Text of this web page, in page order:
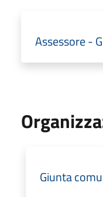
Assessore -
Giunta